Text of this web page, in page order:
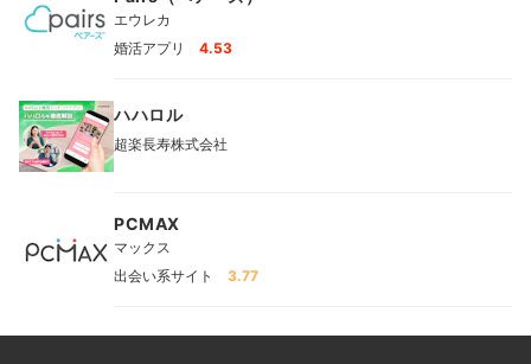
エウレカ
婚活アプリ
4.53
ハハロル
超楽長寿株式会社
PCMAX
マックス
出会い系サイト
3.77